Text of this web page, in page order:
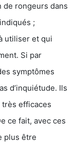
de rongeurs dans
;
utiliser et qui
Si par
symptômes
d’inquiétude. Ils
efficaces
ce fait, avec ces
plus être